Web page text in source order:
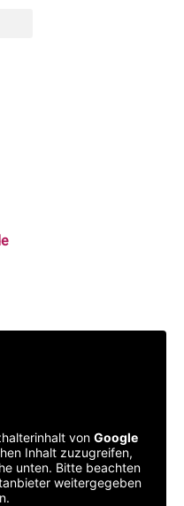
von Google
Inhalt zuzugreifen,
unten. Bitte beachten
weitergegeben